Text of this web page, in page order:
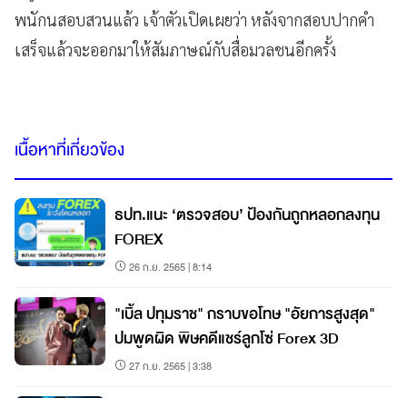
พนักนสอบสวนแล้ว เจ้าตัวเปิดเผยว่า หลังจากสอบปากคำ
เสร็จแล้วจะออกมาให้สัมภาษณ์กับสื่อมวลชนอีกครั้ง
เนื้อหาที่เกี่ยวข้อง
ธปท.แนะ ‘ตรวจสอบ’ ป้องกันถูกหลอกลงทุน
FOREX
26 ก.ย. 2565 | 8:14
"เบิ้ล ปทุมราช" กราบขอโทษ "อัยการสูงสุด"
ปมพูดผิด พิษคดีแชร์ลูกโซ่ Forex 3D
27 ก.ย. 2565 | 3:38